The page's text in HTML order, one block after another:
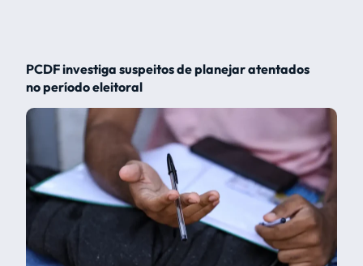
PCDF investiga suspeitos de planejar atentados
no período eleitoral